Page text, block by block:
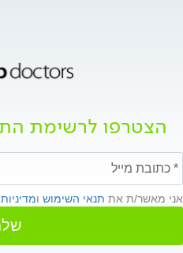
הצטרפו לרשימת
אני מאשר/ת את תנאי השימוש ו